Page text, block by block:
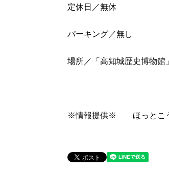
定休日／無休
パーキング／無し
場所／「高知城歴史博物館
※情報提供※ ほっとこ